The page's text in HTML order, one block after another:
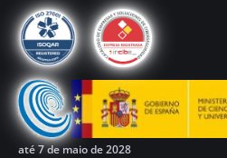
até 7 de maio de 2028